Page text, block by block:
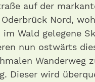
auf der
Nord,
im Wald gelegene
nun ostwärts
Wanderweg
Dieser wird